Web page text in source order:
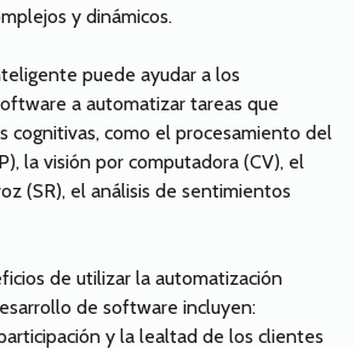
y dinámicos.
puede ayudar a los
a automatizar tareas que
cognitivas, como el procesamiento del
la visión por computadora (CV), el
(SR), el análisis de sentimientos
de utilizar la automatización
de software incluyen:
y la lealtad de los clientes